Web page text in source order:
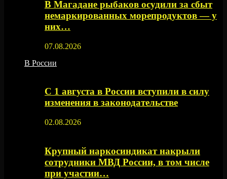
В Магадане рыбаков осудили за сбыт
немаркированных морепродуктов — у
них…
07.08.2026
В России
С 1 августа в России вступили в силу
изменения в законодательстве
02.08.2026
Крупный наркосиндикат накрыли
сотрудники МВД России, в том числе
при участии…